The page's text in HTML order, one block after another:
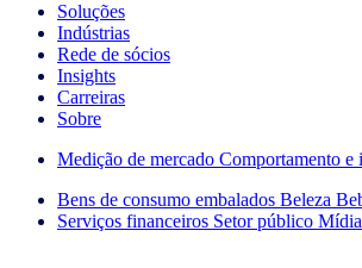
Soluções
Indústrias
Rede de sócios
Insights
Carreiras
Sobre
Medição de mercado Comportamento e
Bens de consumo embalados Beleza
Serviços financeiros Setor público Mídia